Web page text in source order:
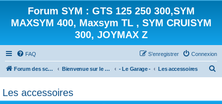
Forum SYM : GTS 125 250 300,SYM
MAXSYM 400, Maxsym TL , SYM CRUISYM
300, JOYMAX Z
FAQ Connexion
S’enregistrer
Forum des scooters SYM - GTS -MAXSYM - CRUISYM - JOYMAX - Maxsym TL Bienvenue sur le forum des scooters de la gamme SYM - Le Garage - Les accessoires
Les accessoires